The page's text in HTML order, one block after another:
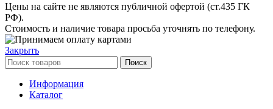
Цены на сайте не являются публичной офертой (ст.435 ГК
РФ).
Стоимость и наличие товара просьба уточнять по телефону.
Закрыть
Поиск
Информация
Каталог